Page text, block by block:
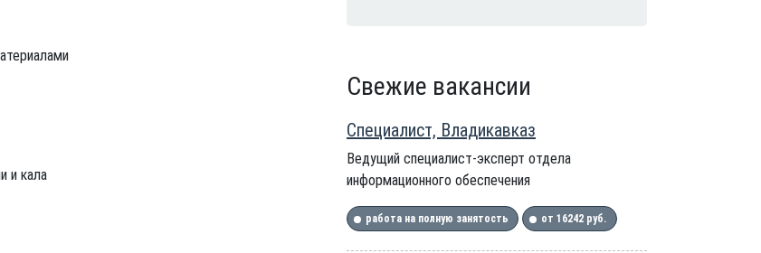
Свежие вакансии
Специалист, Владикавказ
Ведущий специалист-эксперт отдела
информационного обеспечения
работа на полную занятость от 16242 руб.
и кала